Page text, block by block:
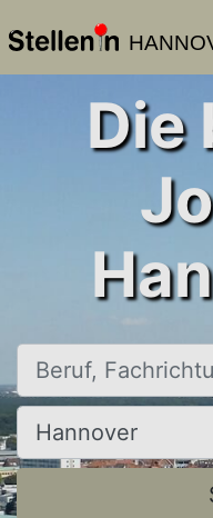
Die
Beruf, Fachrichtung,
Ort, Stadt